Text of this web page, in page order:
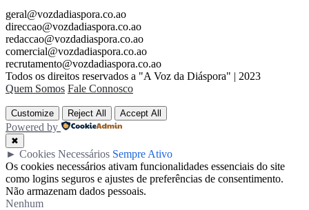
geral@vozdadiaspora.co.ao
direccao@vozdadiaspora.co.ao
redaccao@vozdadiaspora.co.ao
comercial@vozdadiaspora.co.ao
recrutamento@vozdadiaspora.co.ao
Todos os direitos reservados a "A Voz da Diáspora" | 2023
Quem Somos Fale Connosco
Customize Reject All Accept All
Powered by
✖
► Cookies Necessários Sempre Ativo
Os cookies necessários ativam funcionalidades essenciais do site
como logins seguros e ajustes de preferências de consentimento.
Não armazenam dados pessoais.
Nenhum